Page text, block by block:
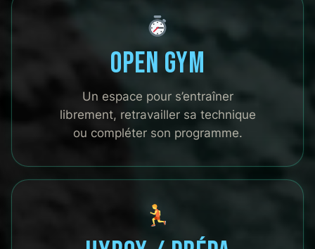
Open Gym
Un espace pour s’entraîner
librement, retravailler sa technique
ou compléter son programme.